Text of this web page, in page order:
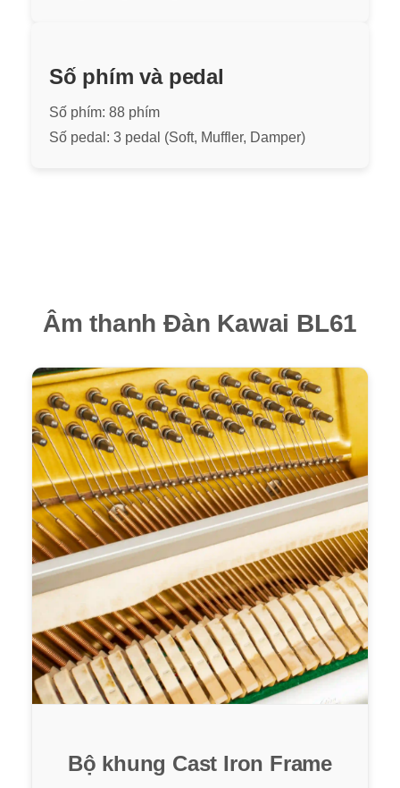
Số phím và pedal
Số phím: 88 phím
Số pedal: 3 pedal (Soft, Muffler, Damper)
Âm thanh Đàn Kawai BL61
Bộ khung Cast Iron Frame